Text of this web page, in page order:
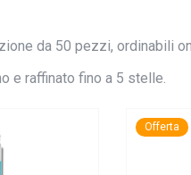
da 50 pezzi, ordinabili
e raffinato fino a 5 stelle.
Offerta